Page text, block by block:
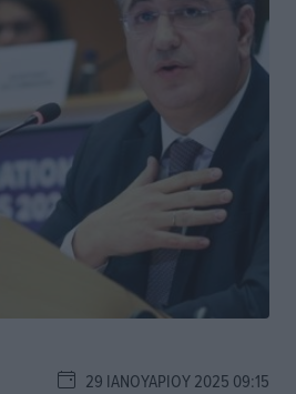
29 ΙΑΝΟΥΑΡΊΟΥ 2025 09:15